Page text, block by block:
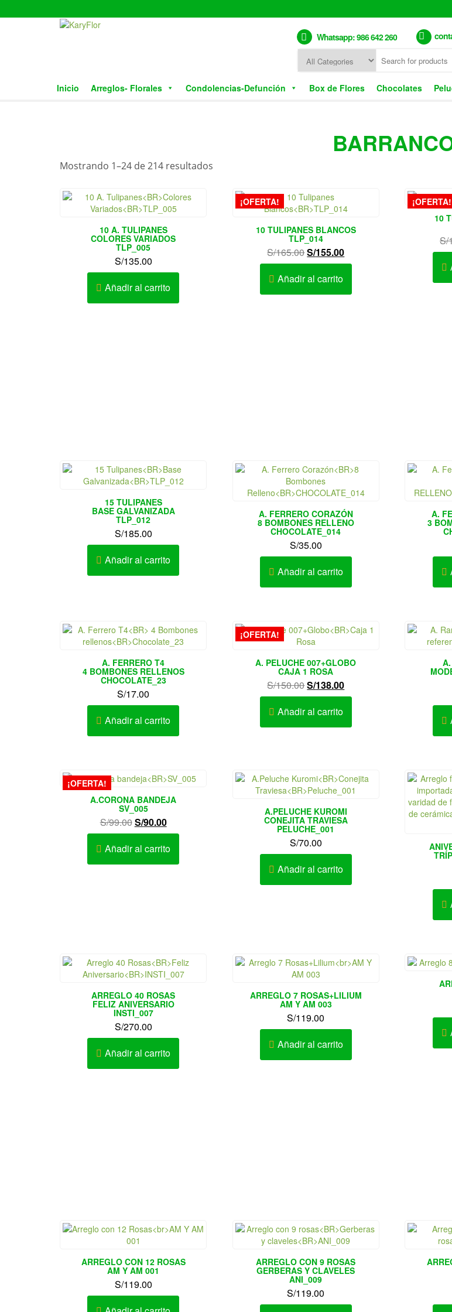
to
Whatsapp: 986 642 260
Inicio Arreglos- Florales Condolencias-Defunción Box de Flores Chocolates
Mostrando 1–24 de 214 resultados
10 A. TULIPANES
COLORES VARIADOS
TLP_005
S/135.00
Añadir al carrito
¡OFERTA!
10 TULIPANES BLANCOS
TLP_014
S/165.00El
precio
original
S/155.00El
precio
es:
Añadir al carrito
¡OFERTA!
10
S/
15 TULIPANES
BASE GALVANIZADA
TLP_012
S/185.00
Añadir al carrito
A. FERRERO CORAZÓN
8 BOMBONES RELLENO
CHOCOLATE_014
S/35.00
Añadir al carrito
A.
3
A. FERRERO T4
4 BOMBONES RELLENOS
CHOCOLATE_23
S/17.00
Añadir al carrito
¡OFERTA!
A. PELUCHE 007+GLOBO
CAJA 1 ROSA
S/150.00El
precio
original
S/138.00El
precio
es:
Añadir al carrito
¡OFERTA!
A.CORONA BANDEJA
SV_005
S/99.00El
precio
original
S/90.00El
precio
actual
Añadir al carrito
A.PELUCHE KUROMI
CONEJITA TRAVIESA
PELUCHE_001
S/70.00
Añadir al carrito
ARREGLO 40 ROSAS
FELIZ ANIVERSARIO
INSTI_007
S/270.00
Añadir al carrito
ARREGLO 7 ROSAS+LILIUM
AM Y AM 003
S/119.00
Añadir al carrito
ARREGLO CON 12 ROSAS
AM Y AM 001
S/119.00
ARREGLO CON 9 ROSAS
GERBERAS Y CLAVELES
ANI_009
S/119.00